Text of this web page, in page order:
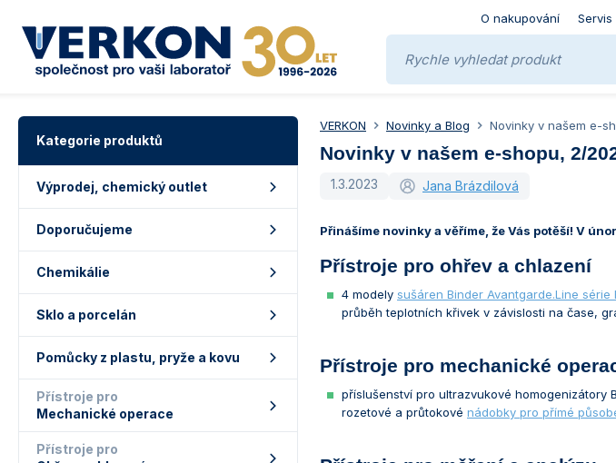
O nakupování Servis
Kategorie produktů
Výprodej, chemický outlet
Doporučujeme
Chemikálie
Sklo a porcelán
Pomůcky z plastu, pryže a kovu
Přístroje pro
Mechanické operace
Přístroje pro
VERKON Novinky a Blog Novinky v našem e-
Novinky v našem e-shopu, 2/
1.3.2023 Jana Brázdilová
Přinášíme novinky a věříme, že Vás potěší! V
Přístroje pro ohřev a chlazení
4 modely sušáren Binder Avantgarde.Line série
průběh teplotních křivek v závislosti na čase,
Přístroje pro mechanické
příslušenství pro ultrazvukové homogenizátory
rozetové a průtokové nádobky pro přímé